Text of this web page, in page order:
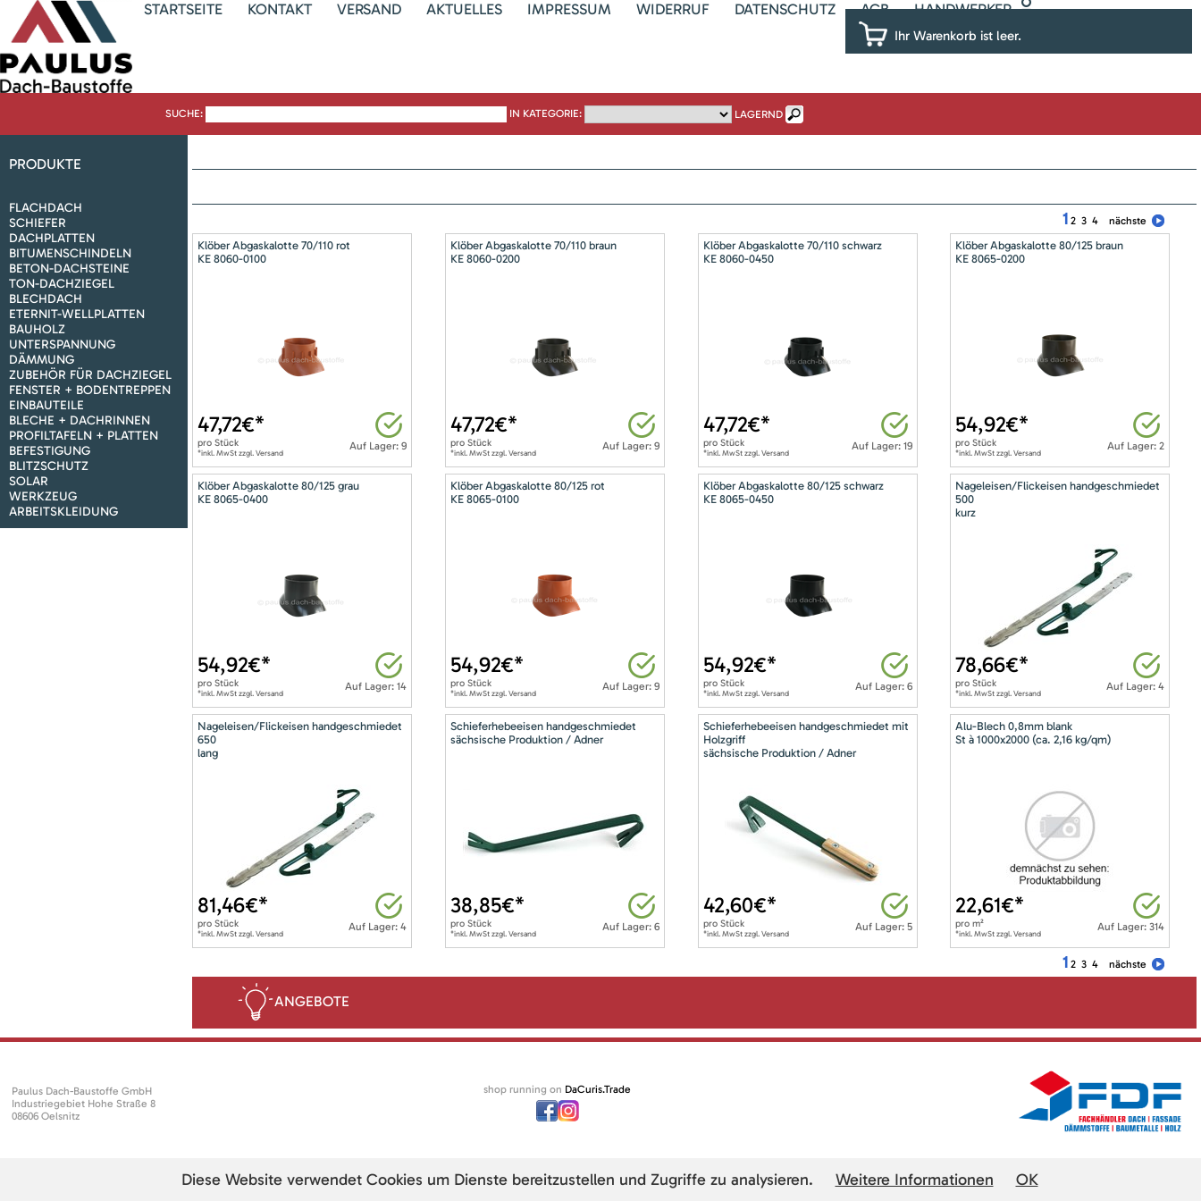
STARTSEITE KONTAKT VERSAND AKTUELLES IMPRESSUM WIDERRUF DATENSCHUTZ AGB HANDWERKER
Ihr Warenkorb ist leer.
SUCHE: IN KATEGORIE: LAGERND
PRODUKTE
FLACHDACH
SCHIEFER
DACHPLATTEN
BITUMENSCHINDELN
BETON-DACHSTEINE
TON-DACHZIEGEL
BLECHDACH
ETERNIT-WELLPLATTEN
BAUHOLZ
UNTERSPANNUNG
DÄMMUNG
ZUBEHÖR FÜR DACHZIEGEL
FENSTER + BODENTREPPEN
EINBAUTEILE
BLECHE + DACHRINNEN
PROFILTAFELN + PLATTEN
BEFESTIGUNG
BLITZSCHUTZ
SOLAR
WERKZEUG
ARBEITSKLEIDUNG
1 2 3 4 nächste
Klöber Abgaskalotte 70/110 rot
KE 8060-0100
Auf Lager: 9
47,72€*
pro Stück
*inkl. MwSt zzgl. Versand
Klöber Abgaskalotte 70/110 braun
KE 8060-0200
Auf Lager: 9
47,72€*
pro Stück
*inkl. MwSt zzgl. Versand
Klöber Abgaskalotte 70/110 schwarz
KE 8060-0450
Auf Lager: 19
47,72€*
pro Stück
*inkl. MwSt zzgl. Versand
Klöber Abgaskalotte 80/125 braun
KE 8065-0200
Auf Lager: 2
54,92€*
proStück
*inkl. MwSt zzgl. Versand
Klöber Abgaskalotte 80/125 grau
KE 8065-0400
Auf Lager: 14
54,92€*
pro Stück
*inkl. MwSt zzgl. Versand
Klöber Abgaskalotte 80/125 rot
KE 8065-0100
Auf Lager: 9
54,92€*
pro Stück
*inkl. MwSt zzgl. Versand
Klöber Abgaskalotte 80/125 schwarz
KE 8065-0450
Auf Lager: 6
54,92€*
pro Stück
*inkl. MwSt zzgl. Versand
Nageleisen/Flickeisen handgeschmiedet
500
kurz
Auf Lager: 4
78,66€*
proStück
*inkl. MwSt zzgl. Versand
Nageleisen/Flickeisen handgeschmiedet
650
lang
Auf Lager: 4
81,46€*
pro Stück
*inkl. MwSt zzgl. Versand
Schieferhebeeisen handgeschmiedet
sächsische Produktion / Adner
Auf Lager: 6
38,85€*
pro Stück
*inkl. MwSt zzgl. Versand
Schieferhebeeisen handgeschmiedet mit
Holzgriff
sächsische Produktion / Adner
Auf Lager: 5
42,60€*
pro Stück
*inkl. MwSt zzgl. Versand
Alu-Blech 0,8mm blank
St à 1000x2000 (ca. 2,16 kg/qm)
Auf Lager: 314
22,61€*
prom²
*inkl. MwSt zzgl. Versand
1 2 3 4 nächste
ANGEBOTE
Paulus Dach-Baustoffe GmbH
Industriegebiet Hohe Straße 8
08606 Oelsnitz
shop running on DaCuris.Trade
Diese Website verwendet Cookies um Dienste bereitzustellen und Zugriffe zu analysieren. Weitere Informationen OK